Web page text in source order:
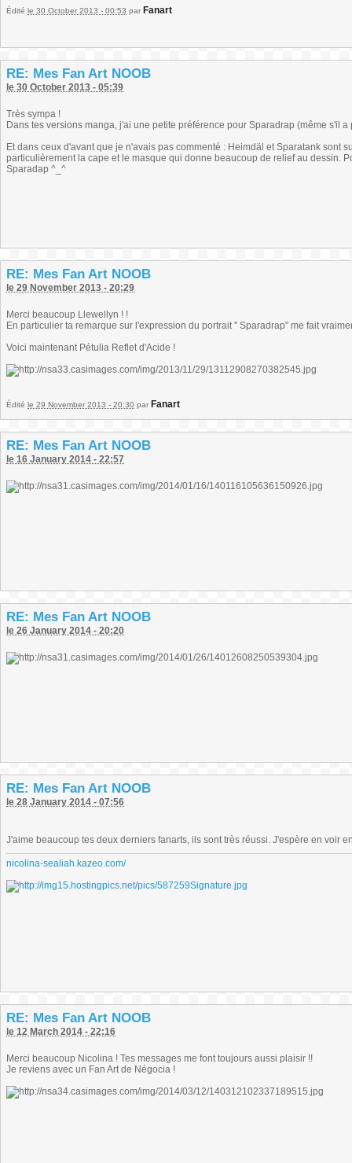
Édité le 30 October 2013 - 00:53 par Fanart
RE: Mes Fan Art NOOB
le 30 October 2013 - 05:39
Très sympa !
Dans tes versions manga, j'ai une petite préférence pour Sparadrap (même s'il
Et dans ceux d'avant que je n'avais pas commenté : Heimdäl et Sparatank sont
particulièrement la cape et le masque qui donne beaucoup de relief au dessin.
Sparadap ^_^
RE: Mes Fan Art NOOB
le 29 November 2013 - 20:29
Merci beaucoup Llewellyn ! !
En particulier ta remarque sur l'expression du portrait " Sparadrap" me fait
Voici maintenant Pétulia Reflet d'Acide !
Édité le 29 November 2013 - 20:30 par Fanart
RE: Mes Fan Art NOOB
le 16 January 2014 - 22:57
RE: Mes Fan Art NOOB
le 26 January 2014 - 20:20
RE: Mes Fan Art NOOB
le 28 January 2014 - 07:56
J'aime beaucoup tes deux derniers fanarts, ils sont très réussi. J'espère en voir
nicolina-sealiah.kazeo.com/
RE: Mes Fan Art NOOB
le 12 March 2014 - 22:16
Merci beaucoup Nicolina ! Tes messages me font toujours aussi plaisir !!
Je reviens avec un Fan Art de Négocia !